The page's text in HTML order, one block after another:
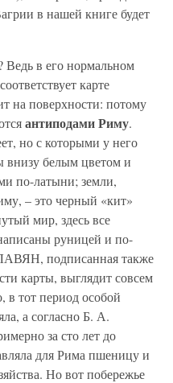
в нашей книге будет
Ведь в его нормальном
карте
на поверхности: потому
антиподами Риму.
но с которыми у него
внизу белым цветом и
по-латыни; земли,
– это черный «кит»
мир, здесь все
руницей и по-
подписанная также
карты, выглядит совсем
в тот период особой
а согласно Б. А.
за сто лет до
для Рима пшеницу и
Но вот побережье